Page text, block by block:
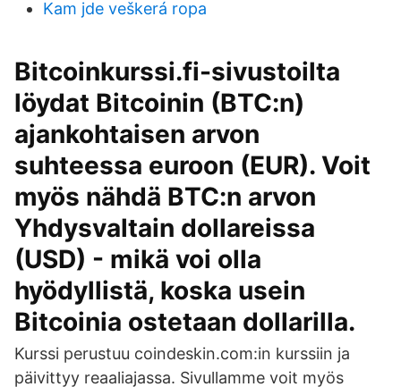
Kam jde veškerá ropa
Bitcoinkurssi.fi-sivustoilta
löydat Bitcoinin (BTC:n)
ajankohtaisen arvon
suhteessa euroon (EUR). Voit
myös nähdä BTC:n arvon
Yhdysvaltain dollareissa
(USD) - mikä voi olla
hyödyllistä, koska usein
Bitcoinia ostetaan dollarilla.
Kurssi perustuu coindeskin.com:in kurssiin ja
päivittyy reaaliajassa. Sivullamme voit myös